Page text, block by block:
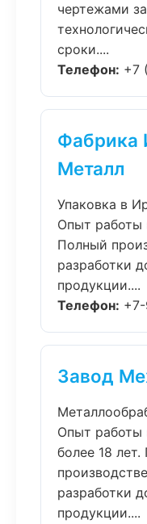
чертежами
сроки....
Телефон: +7
Фабрика
Металл
Упаковка в
Опыт работы
Полный
разработки
продукции....
Телефон:
Завод
Опыт работы
более 18
разработки
продукции....